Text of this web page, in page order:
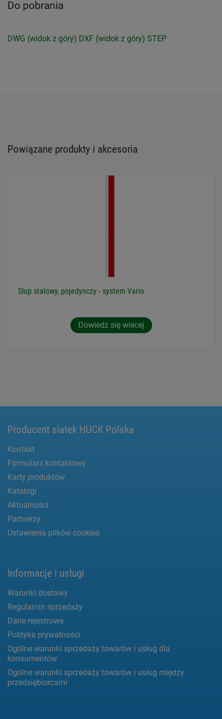
Do pobrania
DWG (widok z góry) DXF (widok z góry) STEP
Powiązane produkty i akcesoria
Słup stalowy, pojedynczy - system Vario
Dowiedz się wiecej
Producent siatek HUCK Polska
Kontakt
Formularz kontaktowy
Karty produktów
Katalogi
Aktualności
Partnerzy
Ustawienia plików cookies
Informacje i usługi
Warunki dostawy
Regulamin sprzedaży
Dane rejestrowe
Polityka prywatności
Ogólne warunki sprzedaży towarów i usług dla
konsumentów
Ogólne warunki sprzedaży towarów i usług między
przedsiębiorcami